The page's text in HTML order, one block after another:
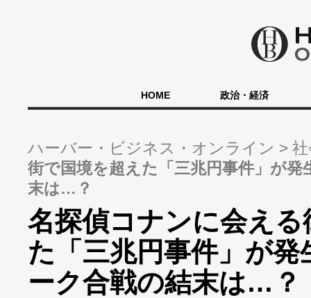
HOME 政治・経済
ハーバー・ビジネス・オンライン
街で国境を超えた「三兆円事件」が
末は…？
名探偵コナンに会え
た「三兆円事件」が
ーク合戦の結末は…？